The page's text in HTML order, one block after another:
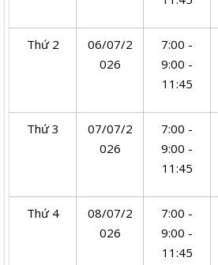
Thứ 2
06/07/2
026
7:00 -
9:00 -
11:45
Thứ 3
07/07/2
026
7:00 -
9:00 -
11:45
Thứ 4
08/07/2
026
7:00 -
9:00 -
11:45